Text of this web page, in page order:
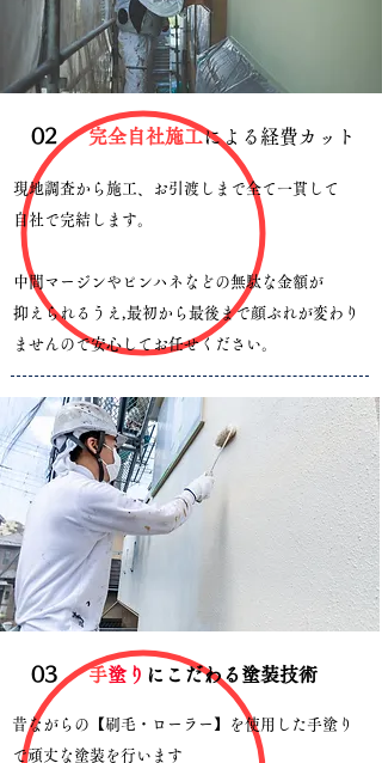
​02 完全自社施工による経費カット
現地調査から施工、お引渡しまで全て一貫して
自社で完結します。
中間マージンやピンハネなどの無駄な金額が
抑えられるうえ,最初から最後まで顔ぶれが変わり
ませんので安心してお任せください。
​03 ​手塗り にこだわる塗装技術
​昔ながらの【刷毛・ローラー】を使用した手塗り
で頑丈な塗装を行います